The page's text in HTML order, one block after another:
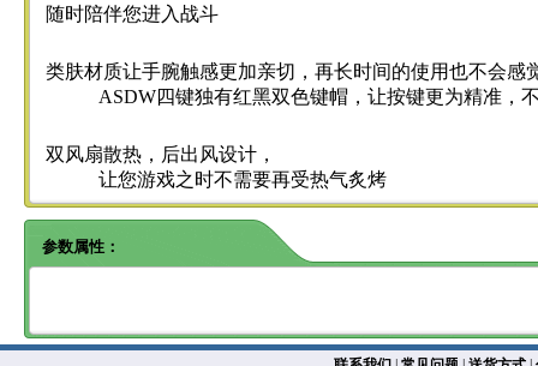
随时陪伴您进入战斗
类肤材质让手腕触感更加亲切，再长时间的使用也不会感
ASDW四键独有红黑双色键帽，让按键更为精准，不
双风扇散热，后出风设计，
让您游戏之时不需要再受热气炙烤
参数属性：